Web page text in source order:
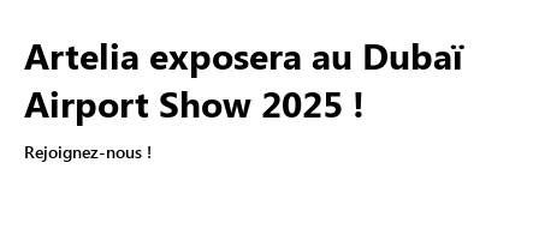
Artelia exposera au Dubaï
Airport Show 2025 !
Rejoignez-nous !